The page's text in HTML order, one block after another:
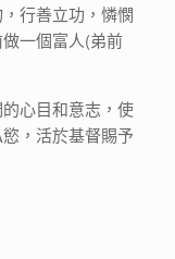
行善立功，憐憫
一個富人(弟前
心目和意志，使
，活於基督賜予